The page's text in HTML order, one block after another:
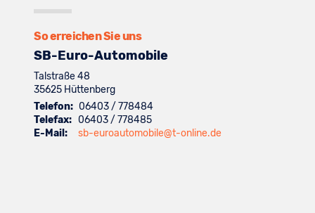
So erreichen Sie uns
SB-Euro-Automobile
Talstraße 48
35625 Hüttenberg
Telefon: 06403 / 778484
Telefax: 06403 / 778485
E-Mail:
sb-euroautomobile@t-online.de